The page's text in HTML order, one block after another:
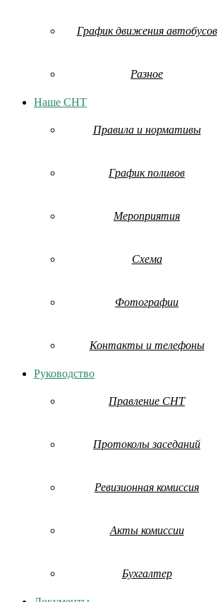
График движения автобусов
Разное
Наше СНТ
Правила и нормативы
График поливов
Мероприятия
Схема
Фотографии
Контакты и телефоны
Руководство
Правление СНТ
Протоколы заседаний
Ревизионная комиссия
Акты комиссии
Бухгалтер